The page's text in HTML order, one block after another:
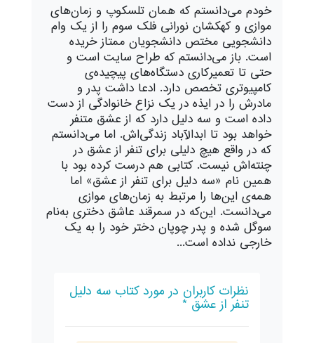
خودم می‌دانستم که همان تلسکوپ و زمان‌های
موازی و کهکشان نورانی فلک سوم را از یک وام
دانشجویی مختص دانشجویان ممتاز خریده
است. باز می‌دانستم که طراح سایت است و
حتی تا تعمیرکاری دستگاه‌های پیچیده‌ی
کامپیوتری تخصص دارد. ادعا داشت پدر و
مادرش را در ایذه در یک نزاع خانوادگی از دست
داده است و سه دلیل دارد که از عشق متنفر
خواهد بود تا ابدالآباد زندگی‌اش. اما می‌دانستم
که در واقع هیچ دلیلی برای تنفر از عشق در
چنته‌اش نیست. کتابی هم درست کرده بود با
همین نام «سه دلیل برای تنفر از عشق» اما
همه‌ی این‌ها را مرتبط به زمان‌های موازی
می‌دانست. این‌که در سمرقند عاشق دختری به‌نام
سوگل شده و پدر چوپان دختر خود را به یک
خارجی نداده است...
نظرات کاربران در مورد کتاب سه دلیل
تنفر از عشق *